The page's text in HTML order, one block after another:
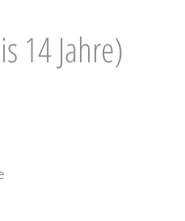
14 Jahre)